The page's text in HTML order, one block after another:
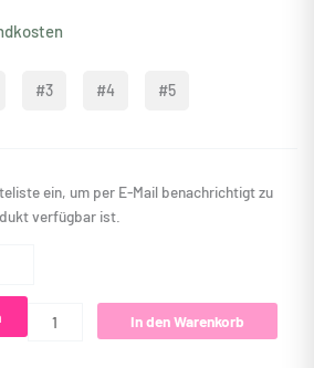
#3 #4 #5
ein, um per E-Mail benachrichtigt zu
verfügbar ist.
Epipremnum
In den Warenkorb